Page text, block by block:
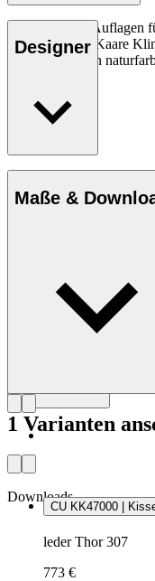
Die originalen Auflagen
im Design von Kaare
Auflagen sind in
Designer
Der Architekt Kaare
dänischen Designs. Mit
Proportionen schuf er
Laufe seiner Karriere, in
Designs entwarf, lag
logischen Design,
Profil Kaare Klint
Maße &
Downloads
1 Varianten
CU KK47000 |
leder Thor 307
773 €